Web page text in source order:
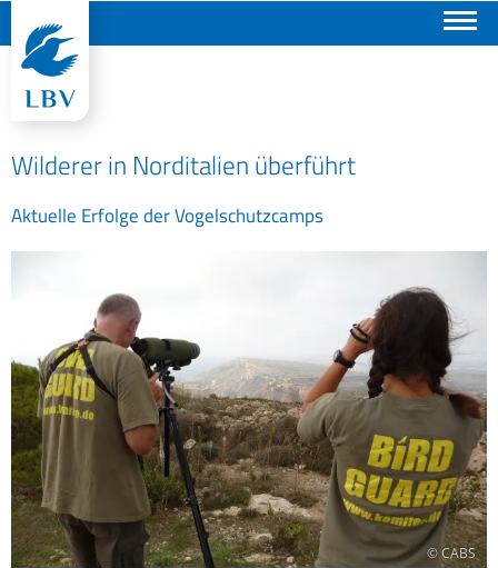
Wilderer in Norditalien überführt
Aktuelle Erfolge der Vogelschutzcamps
© CABS